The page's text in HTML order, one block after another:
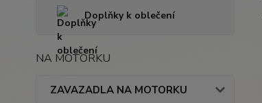
Doplňky k oblečení
NA MOTORKU
ZAVAZADLA NA MOTORKU